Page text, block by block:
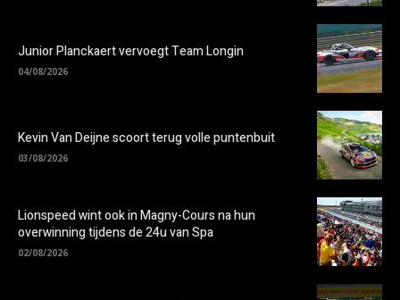
Junior Planckaert vervoegt Team Longin
04/08/2026
Kevin Van Deijne scoort terug volle puntenbuit
03/08/2026
Lionspeed wint ook in Magny-Cours na hun
overwinning tijdens de 24u van Spa
02/08/2026